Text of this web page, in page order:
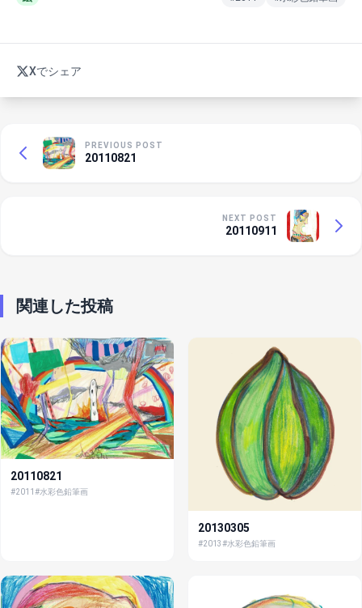
Xでシェア
PREVIOUS POST
20110821
NEXT POST
20110911
関連した投稿
20110821
#2011 #水彩色鉛筆画
20130305
#2013#水彩色鉛筆画